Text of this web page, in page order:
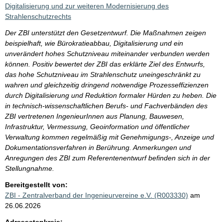
Digitalisierung und zur weiteren Modernisierung des
Strahlenschutzrechts
Der ZBI unterstützt den Gesetzentwurf. Die Maßnahmen zeigen
beispielhaft, wie Bürokratieabbau, Digitalisierung und ein
unverändert hohes Schutzniveau miteinander verbunden werden
können. Positiv bewertet der ZBI das erklärte Ziel des Entwurfs,
das hohe Schutzniveau im Strahlenschutz uneingeschränkt zu
wahren und gleichzeitig dringend notwendige Prozesseffizienzen
durch Digitalisierung und Reduktion formaler Hürden zu heben. Die
in technisch-wissenschaftlichen Berufs- und Fachverbänden des
ZBI vertretenen IngenieurInnen aus Planung, Bauwesen,
Infrastruktur, Vermessung, Geoinformation und öffentlicher
Verwaltung kommen regelmäßig mit Genehmigungs-, Anzeige und
Dokumentationsverfahren in Berührung. Anmerkungen und
Anregungen des ZBI zum Referentenentwurf befinden sich in der
Stellungnahme.
Bereitgestellt von:
ZBI - Zentralverband der Ingenieurvereine e.V. (R003330) am
26.06.2026